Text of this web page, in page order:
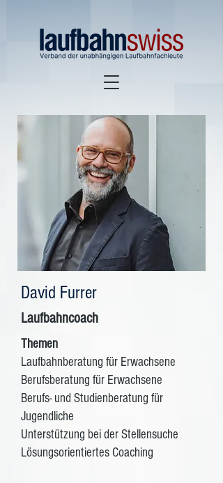
David Furrer
Laufbahncoach
Themen
Laufbahnberatung für Erwachsene
Berufsberatung für Erwachsene
Berufs- und Studienberatung für
Jugendliche
Unterstützung bei der Stellensuche
Lösungsorientiertes Coaching